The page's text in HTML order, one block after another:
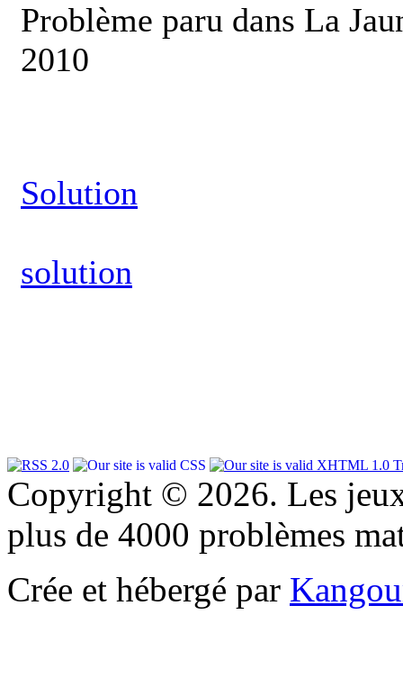
Problème paru dans La
2010
Solution
solution
Copyright © 2026. Les
plus de 4000 problèmes
Crée et hébergé par